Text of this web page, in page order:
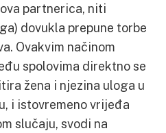
partnerica, niti
dovukla prepune torbe
Ovakvim načinom
spolovima direktno se
žena i njezina uloga u
i istovremeno vrijeđa
slučaju, svodi na